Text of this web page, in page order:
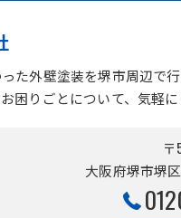
た外壁塗装を堺市周辺で
困りごとについて、気軽に
大阪府堺市堺